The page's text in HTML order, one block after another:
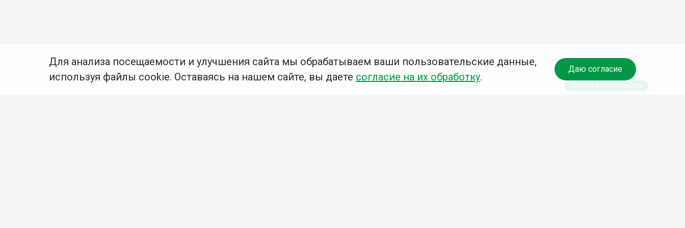
Для анализа посещаемости и улучшения сайта мы обрабатываем ваши пользовательские данные,
используя файлы cookie. Оставаясь на нашем сайте, вы даете согласие на их обработку.
Даю согласие
Спроси библиотекаря